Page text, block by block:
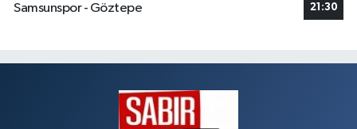
Samsunspor - Göztepe
21:30